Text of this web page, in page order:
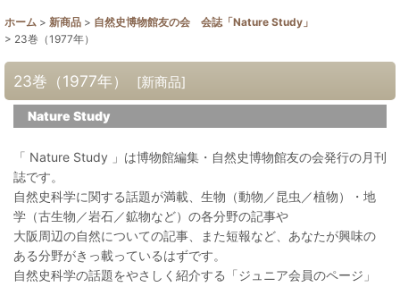
ホーム > 新商品 > 自然史博物館友の会 会誌「Nature Study」
> 23巻（1977年）
23巻（1977年） [新商品]
Nature Study
「 Nature Study 」は博物館編集・自然史博物館友の会発行の月刊
誌です。
自然史科学に関する話題が満載、生物（動物／昆虫／植物）・地
学（古生物／岩石／鉱物など）の各分野の記事や
大阪周辺の自然についての記事、また短報など、あなたが興味の
ある分野がきっ載っているはずです。
自然史科学の話題をやさしく紹介する「ジュニア会員のページ」